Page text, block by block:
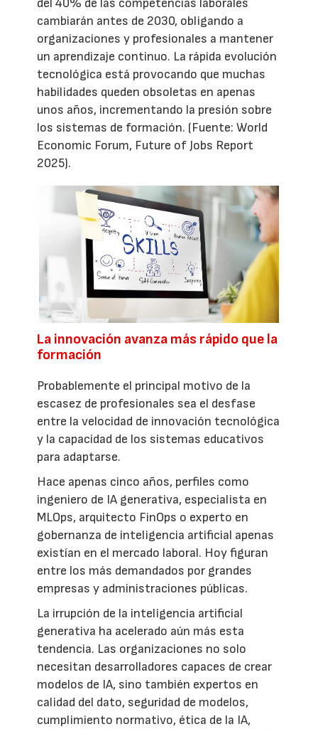
cambiarán antes de 2030, obligando a
organizaciones y profesionales a mantener
un aprendizaje continuo. La rápida evolución
tecnológica está provocando que muchas
habilidades queden obsoletas en apenas
unos años, incrementando la presión sobre
los sistemas de formación. (Fuente: World
Economic Forum, Future of Jobs Report
2025).
La innovación avanza más rápido que la
formación
Probablemente el principal motivo de la
escasez de profesionales sea el desfase
entre la velocidad de innovación tecnológica
y la capacidad de los sistemas educativos
para adaptarse.
Hace apenas cinco años, perfiles como
ingeniero de IA generativa, especialista en
MLOps, arquitecto FinOps o experto en
gobernanza de inteligencia artificial apenas
existían en el mercado laboral. Hoy figuran
entre los más demandados por grandes
empresas y administraciones públicas.
La irrupción de la inteligencia artificial
generativa ha acelerado aún más esta
tendencia. Las organizaciones no solo
necesitan desarrolladores capaces de crear
modelos de IA, sino también expertos en
calidad del dato, seguridad de modelos,
cumplimiento normativo, ética de la IA,